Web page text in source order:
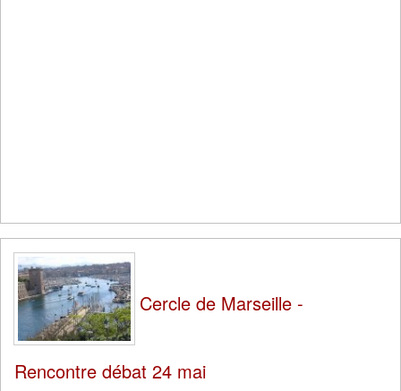
Cercle de Marseille -
Rencontre débat 24 mai